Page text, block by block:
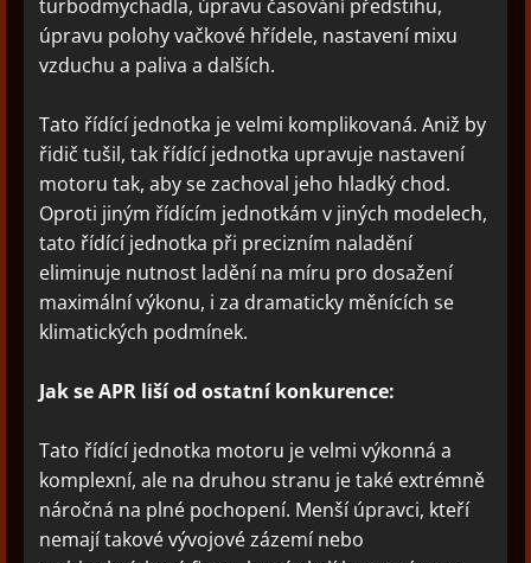
turbodmychadla, úpravu časování předstihu,
úpravu polohy vačkové hřídele, nastavení mixu
vzduchu a paliva a dalších.
Tato řídící jednotka je velmi komplikovaná. Aniž by
řidič tušil, tak řídící jednotka upravuje nastavení
motoru tak, aby se zachoval jeho hladký chod.
Oproti jiným řídícím jednotkám v jiných modelech,
tato řídící jednotka při precizním naladění
eliminuje nutnost ladění na míru pro dosažení
maximální výkonu, i za dramaticky měnících se
klimatických podmínek.
Jak se APR liší od ostatní konkurence:
Tato řídící jednotka motoru je velmi výkonná a
komplexní, ale na druhou stranu je také extrémně
náročná na plné pochopení. Menší úpravci, kteří
nemají takové vývojové zázemí nebo